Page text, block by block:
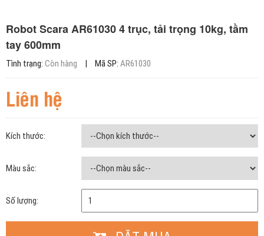
Robot Scara AR61030 4 trục, tải trọng 10kg, tầm
tay 600mm
Tình trạng: Còn hàng | Mã SP: AR61030
Liên hệ
Kích thước:
Màu sắc:
Số lượng: